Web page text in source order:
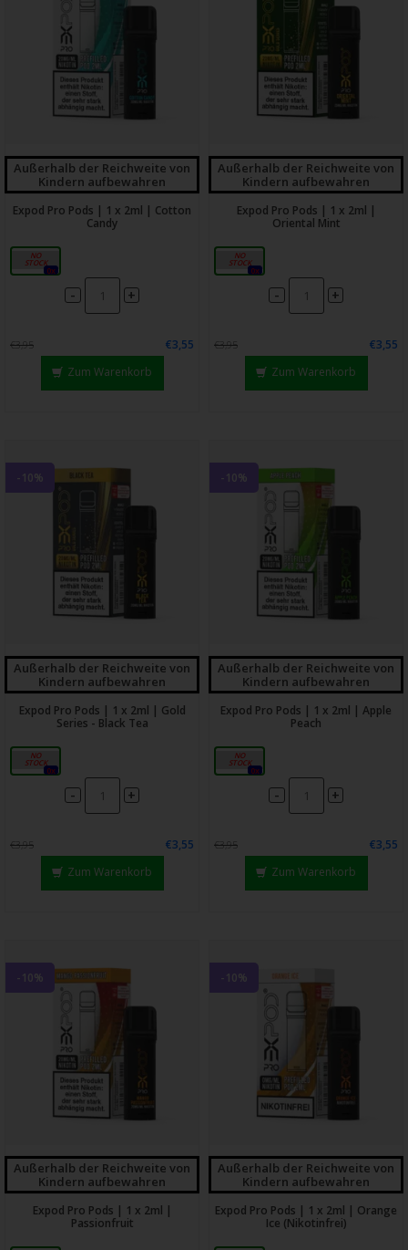
Außerhalb der Reichweite von
Kindern aufbewahren
Expod Pro Pods | 1 x 2ml | Cotton
Candy
20mg
0x
- +
€3,95
€3,55
Zum Warenkorb
Außerhalb der Reichweite von
Kindern aufbewahren
Expod Pro Pods | 1 x 2ml |
Oriental Mint
20mg
0x
- +
€3,95
€3,55
Zum Warenkorb
-10%
Außerhalb der Reichweite von
Kindern aufbewahren
Expod Pro Pods | 1 x 2ml | Gold
Series - Black Tea
20mg
0x
- +
€3,95
€3,55
Zum Warenkorb
-10%
Außerhalb der Reichweite von
Kindern aufbewahren
Expod Pro Pods | 1 x 2ml | Apple
Peach
20mg
0x
- +
€3,95
€3,55
Zum Warenkorb
-10%
Außerhalb der Reichweite von
Kindern aufbewahren
Expod Pro Pods | 1 x 2ml |
Passionfruit
-10%
Außerhalb der Reichweite von
Kindern aufbewahren
Expod Pro Pods | 1 x 2ml | Orange
Ice (Nikotinfrei)